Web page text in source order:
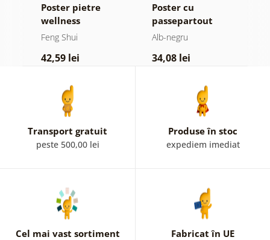
Poster pietre
wellness
Feng Shui
42,59 lei
Poster cu
passepartout
Mandala florală
negru
Alb-negru
34,08 lei
Transport gratuit
peste 500,00 lei
Produse în stoc
expediem imediat
Cel mai vast sortiment Fabricat în UE